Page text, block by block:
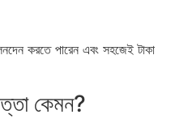
করতে পারেন এবং সহজেই টাকা
কেমন?